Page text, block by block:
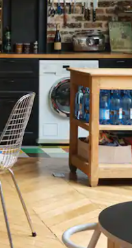
att trycka eller svepa.